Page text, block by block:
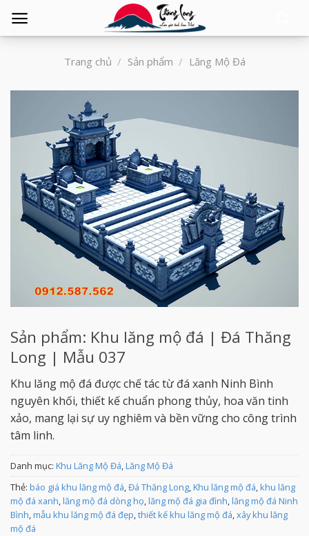
Trang chủ / Sản phẩm / Lăng Mộ Đá
Sản phẩm: Khu lăng mộ đá | Đá Thăng
Long | Mẫu 037
Khu lăng mộ đá được chế tác từ đá xanh Ninh Bình
nguyên khối, thiết kế chuẩn phong thủy, hoa văn tinh
xảo, mang lại sự uy nghiêm và bền vững cho công trình
tâm linh.
Danh mục: Khu Lăng Mộ Đá,Lăng Mộ Đá
Thẻ: báo giá khu lăng mộ đá,Đá Thăng Long,Khu lăng mộ đá,khu lăng
mộ đá xanh,lăng mộ đá dòng họ,lăng mộ đá gia đình,lăng mộ đá Ninh
Bình,mẫu khu lăng mộ đá đẹp,thiết kế khu lăng mộ đá,xây khu lăng
mộ đá